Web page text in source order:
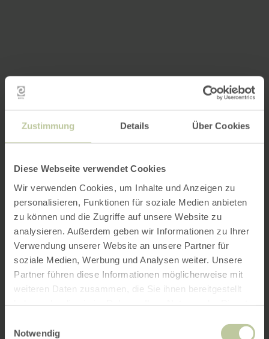
Zustimmung Details Über Cookies
Diese Webseite verwendet Cookies
Wir verwenden Cookies, um Inhalte und Anzeigen zu
personalisieren, Funktionen für soziale Medien anbieten
zu können und die Zugriffe auf unsere Website zu
analysieren. Außerdem geben wir Informationen zu Ihrer
Verwendung unserer Website an unsere Partner für
soziale Medien, Werbung und Analysen weiter. Unsere
Partner führen diese Informationen möglicherweise mit
weiteren Daten zusammen, die Sie ihnen bereitgestellt
Notwendig